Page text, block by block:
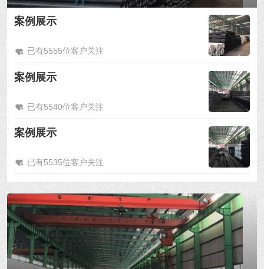
案例展示
已有5555位客户关注
案例展示
已有5540位客户关注
案例展示
已有5535位客户关注